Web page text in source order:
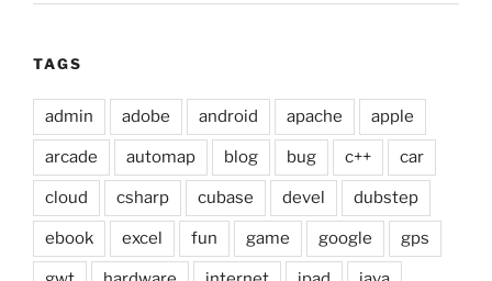
TAGS
admin adobe android apache apple
arcade automap blog bug c++ car
cloud csharp cubase devel dubstep
ebook excel fun game google gps